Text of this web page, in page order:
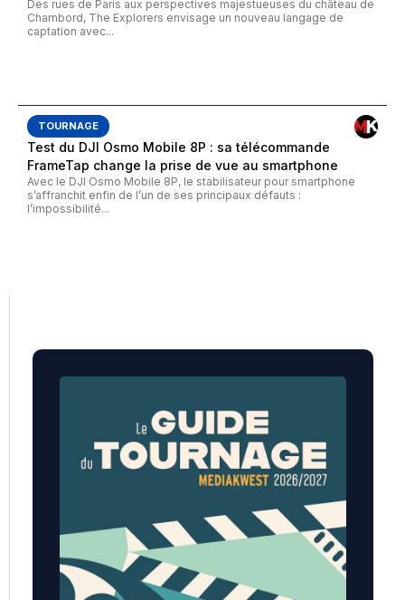
Des rues de Paris aux perspectives majestueuses du château de
Chambord, The Explorers envisage un nouveau langage de
captation avec...
TOURNAGE
Test du DJI Osmo Mobile 8P : sa télécommande
FrameTap change la prise de vue au smartphone
Avec le DJI Osmo Mobile 8P, le stabilisateur pour smartphone
s’affranchit enfin de l’un de ses principaux défauts :
l’impossibilité...